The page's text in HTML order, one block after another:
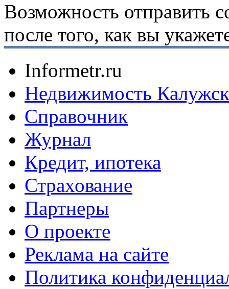
Возможность отправить
после того, как вы
Informetr.ru
Недвижимость
Справочник
Журнал
Кредит, ипотека
Страхование
Партнеры
O проекте
Реклама на сайте
Политика